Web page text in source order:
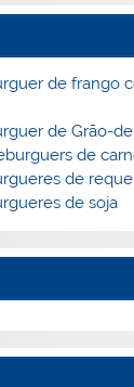
l
de frango
de Grão-
de
de
de soja